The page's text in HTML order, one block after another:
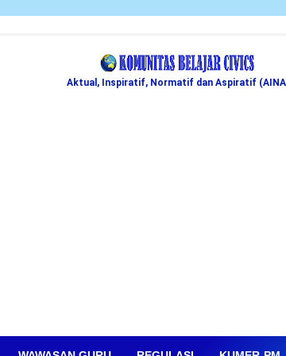
Aktual, Inspiratif, Normatif dan Aspiratif